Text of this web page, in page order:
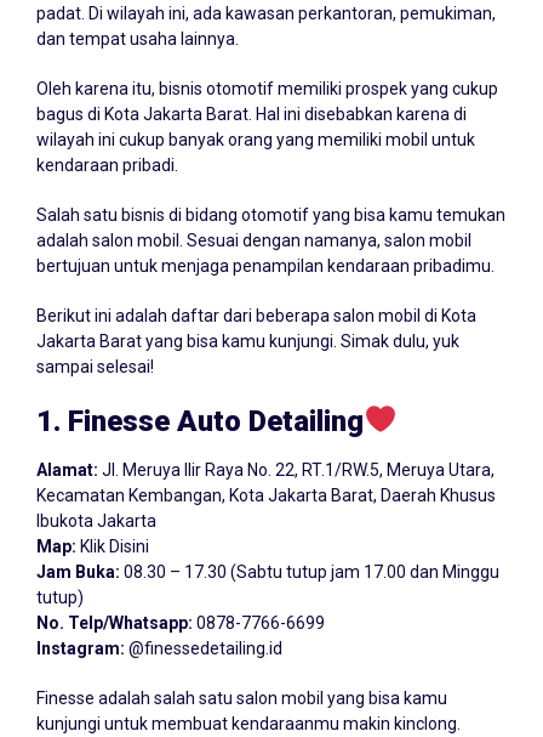
padat. Di wilayah ini, ada kawasan perkantoran, pemukiman,
dan tempat usaha lainnya.
Oleh karena itu, bisnis otomotif memiliki prospek yang cukup
bagus di Kota Jakarta Barat. Hal ini disebabkan karena di
wilayah ini cukup banyak orang yang memiliki mobil untuk
kendaraan pribadi.
Salah satu bisnis di bidang otomotif yang bisa kamu temukan
adalah salon mobil. Sesuai dengan namanya, salon mobil
bertujuan untuk menjaga penampilan kendaraan pribadimu.
Berikut ini adalah daftar dari beberapa salon mobil di Kota
Jakarta Barat yang bisa kamu kunjungi. Simak dulu, yuk
sampai selesai!
1. Finesse Auto Detailing
Alamat: Jl. Meruya Ilir Raya No. 22, RT.1/RW.5, Meruya Utara,
Kecamatan Kembangan, Kota Jakarta Barat, Daerah Khusus
Ibukota Jakarta
Map: Klik Disini
Jam Buka: 08.30 – 17.30 (Sabtu tutup jam 17.00 dan Minggu
tutup)
No. Telp/Whatsapp: 0878-7766-6699
Instagram: @finessedetailing.id
Finesse adalah salah satu salon mobil yang bisa kamu
kunjungi untuk membuat kendaraanmu makin kinclong.